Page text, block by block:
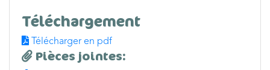
Téléchargement
Télécharger en pdf
Pièces jointes: